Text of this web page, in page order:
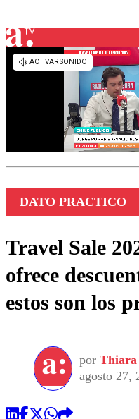
DATO PRACTICO
Travel Sale
ofrece
estos son los
por
agosto 27,